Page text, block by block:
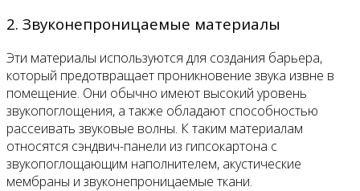
2. Звуконепроницаемые материалы
Эти материалы используются для создания барьера,
который предотвращает проникновение звука извне в
помещение. Они обычно имеют высокий уровень
звукопоглощения, а также обладают способностью
рассеивать звуковые волны. К таким материалам
относятся сэндвич-панели из гипсокартона с
звукопоглощающим наполнителем, акустические
мембраны и звуконепроницаемые ткани.